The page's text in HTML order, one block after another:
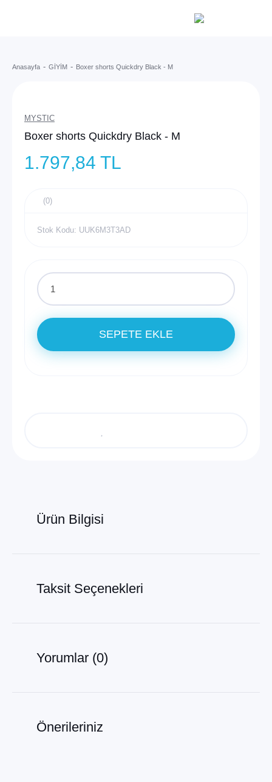
Anasayfa GİYİM Boxer shorts Quickdry Black - M
MYSTIC
Boxer shorts Quickdry Black - M
1.797,84 TL
(0)
Stok Kodu: UUK6M3T3AD
SEPETE EKLE
Ürün Bilgisi
Taksit Seçenekleri
Yorumlar (0)
Önerileriniz